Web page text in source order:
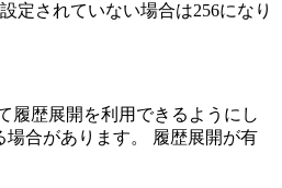
定されていない場合は256になり
履歴展開を利用できるようにし
合があります。 履歴展開が有